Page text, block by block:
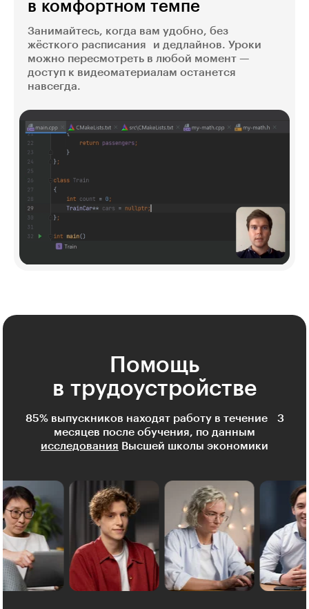
в комфортном темпе
Занимайтесь, когда вам удобно, без
жёсткого расписания и дедлайнов. Уроки
можно пересмотреть в любой момент —
доступ к видеоматериалам останется
навсегда.
Помощь
в трудоустройстве
85% выпускников находят работу в течение 3
месяцев после обучения, по данным
исследования Высшей школы экономики